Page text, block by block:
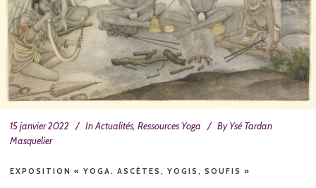
15 janvier 2022 InActualités, Ressources Yoga By Ysé Tardan
Masquelier
EXPOSITION « YOGA. ASCÈTES, YOGIS, SOUFIS »